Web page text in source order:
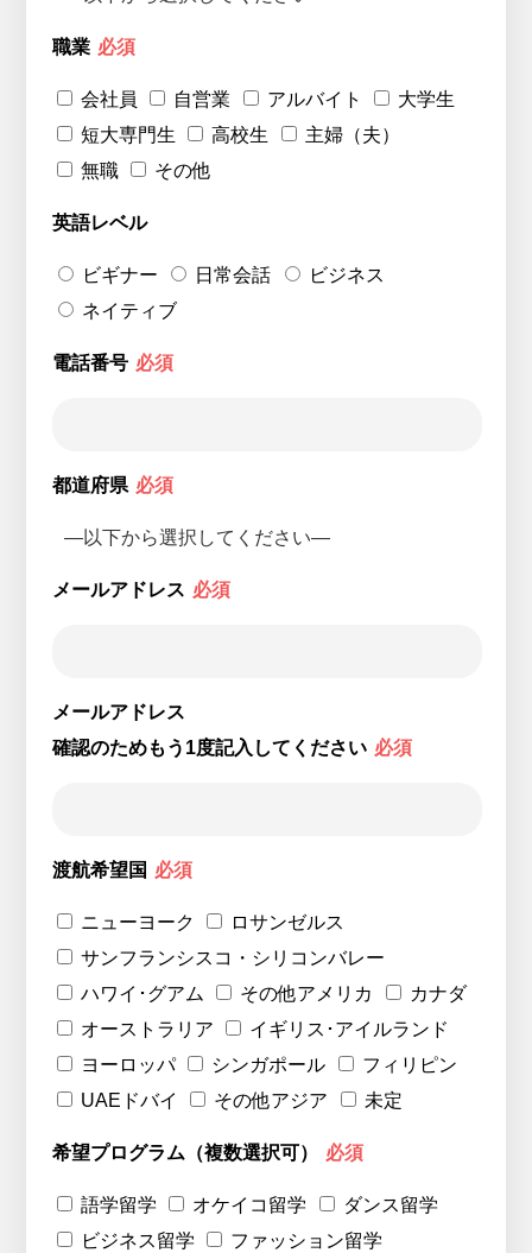
職業 必須
会社員 自営業 アルバイト
大学生
短大専門生
高校生
主婦（夫）
無職
その他
英語レベル
ビギナー 日常会話
ビジネス
ネイティブ
電話番号 必須
都道府県 必須
メールアドレス 必須
メールアドレス
確認のためもう1度記入してください 必須
渡航希望国 必須
ニューヨーク
ロサンゼルス
サンフランシスコ・シリコンバレー
ハワイ･グアム
その他アメリカ
カナダ
オーストラリア
イギリス･アイルランド
ヨーロッパ
シンガポール
フィリピン
UAEドバイ
その他アジア 未定
希望プログラム（複数選択可） 必須
語学留学 オケイコ留学
ダンス留学
ビジネス留学
ファッション留学